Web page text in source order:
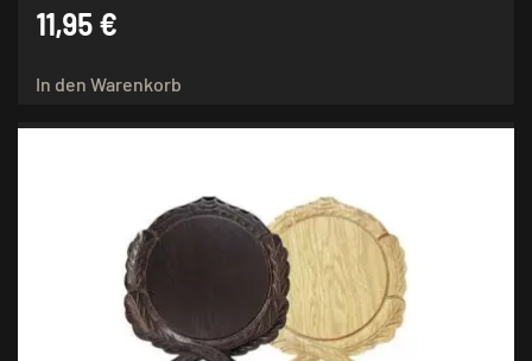
11,95 €
In den Warenkorb